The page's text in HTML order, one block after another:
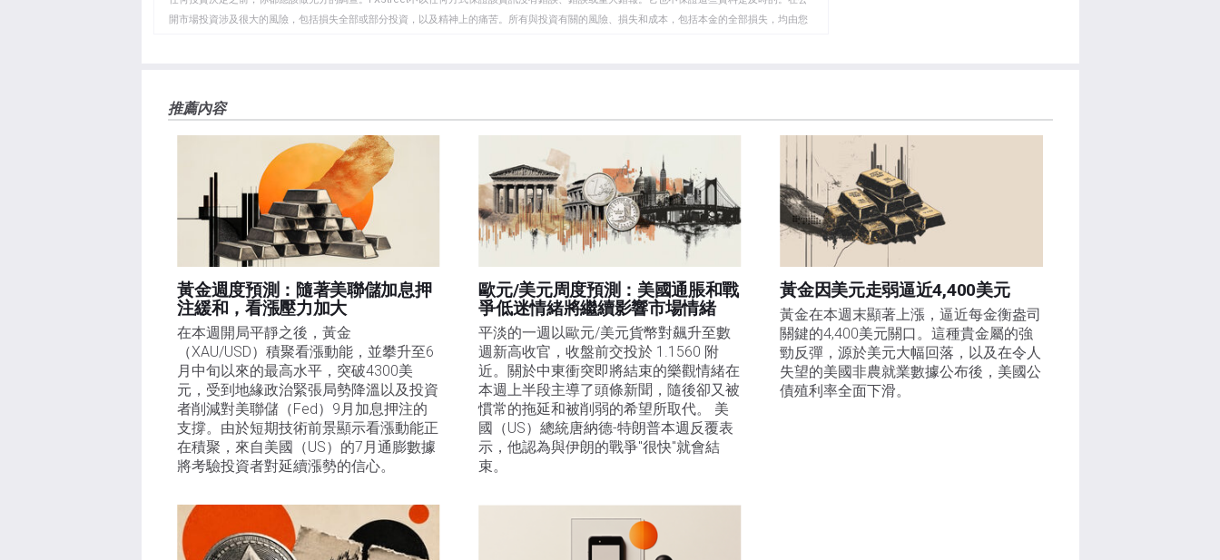
板
開市場投資涉及很大的風險，包括損失全部或部分投資，以及精神上的痛苦。所有與投資有關的風險、損失和成本，包括本金的全部損失，均由您
FXStreet和作者不提供個性化的建議。作者對該資訊的準確性、完整性或適用性不作任何陳述。FXStreet和作者將不承擔任何錯誤，遺漏或任何損
失，傷害或損害由此資訊及其顯示或使用引起的。錯誤和遺漏除外。本文作者和FXStreet並非註冊投資顧問，本文內容無意提供任何投資建議。
推薦內容
黃金週度預測：隨著美聯儲加息押
注緩和，看漲壓力加大
在本週開局平靜之後，黃金
（XAU/USD）積聚看漲動能，並攀升至6
月中旬以來的最高水平，突破4300美
元，受到地緣政治緊張局勢降溫以及投資
者削減對美聯儲（Fed）9月加息押注的
支撐。由於短期技術前景顯示看漲動能正
在積聚，來自美國（US）的7月通膨數據
將考驗投資者對延續漲勢的信心。
歐元/美元周度預測：美國通脹和戰
爭低迷情緒將繼續影響市場情緒
平淡的一週以歐元/美元貨幣對飆升至數
週新高收官，收盤前交投於 1.1560 附
近。關於中東衝突即將結束的樂觀情緒在
本週上半段主導了頭條新聞，隨後卻又被
慣常的拖延和被削弱的希望所取代。 美
國（US）總統唐納德-特朗普本週反覆表
示，他認為與伊朗的戰爭"很快"就會結
束。
黃金因美元走弱逼近4,400美元
黃金在本週末顯著上漲，逼近每金衡盎司
關鍵的4,400美元關口。這種貴金屬的強
勁反彈，源於美元大幅回落，以及在令人
失望的美國非農就業數據公布後，美國公
債殖利率全面下滑。